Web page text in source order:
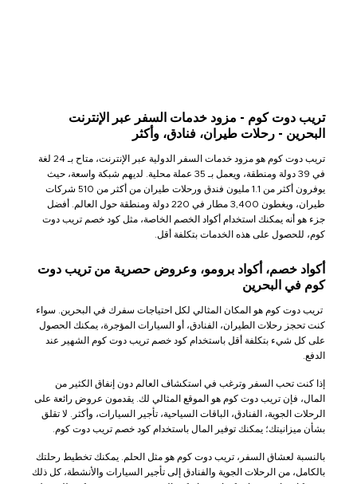
تريب دوت كوم - مزود خدمات السفر عبر الإنترنت
البحرين - رحلات طيران، فنادق، وأكثر
تريب دوت كوم هو مزود خدمات السفر الدولية عبر الإنترنت، متاح بـ 24 لغة
في 39 دولة ومنطقة، ويعمل بـ 35 عملة محلية. لديهم شبكة واسعة، حيث
يوفرون أكثر من 1.1 مليون فندق ورحلات طيران من أكثر من 510 شركات
طيران، ويغطون 3,400 مطار في 220 دولة ومنطقة حول العالم. أفضل
جزء هو أنه يمكنك استخدام أكواد الخصم الخاصة، مثل كود خصم تريب دوت
كوم، للحصول على هذه الخدمات بتكلفة أقل.
أكواد خصم، أكواد برومو، وعروض حصرية من تريب دوت
كوم في البحرين
تريب دوت كوم هو المكان المثالي لكل احتياجات سفرك في البحرين. سواء
كنت تحجز رحلات الطيران، الفنادق، أو السيارات المؤجرة، يمكنك الحصول
على كل شيء بتكلفة أقل باستخدام كود خصم تريب دوت كوم الشهير عند
الدفع.
إذا كنت تحب السفر وترغب في استكشاف العالم دون إنفاق الكثير من
المال، فإن تريب دوت كوم هو الموقع المثالي لك. يقدمون عروض رائعة على
الرحلات الجوية، الفنادق، الباقات السياحية، تأجير السيارات، وأكثر. لا تقلق
بشأن ميزانيتك؛ يمكنك توفير المال باستخدام كود خصم تريب دوت كوم.
بالنسبة لعشاق السفر، تريب دوت كوم هو مثل الحلم. يمكنك تخطيط رحلتك
بالكامل، من الرحلات الجوية والفنادق إلى تأجير السيارات والأنشطة، كل ذلك